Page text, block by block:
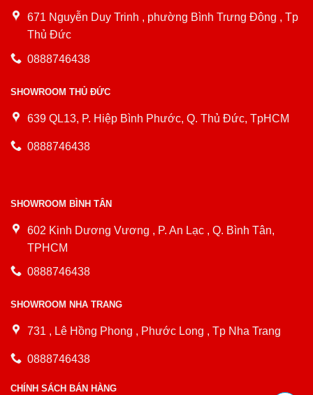
671 Nguyễn Duy Trinh , phường Bình Trưng Đông , Tp
Thủ Đức
0888746438
SHOWROOM THỦ ĐỨC
639 QL13, P. Hiệp Bình Phước, Q. Thủ Đức, TpHCM
0888746438
SHOWROOM BÌNH TÂN
602 Kinh Dương Vương , P. An Lạc , Q. Bình Tân,
TPHCM
0888746438
SHOWROOM NHA TRANG
731 , Lê Hồng Phong , Phước Long , Tp Nha Trang
0888746438
CHÍNH SÁCH BÁN HÀNG